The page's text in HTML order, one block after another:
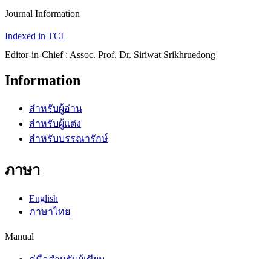
Journal Information
Indexed in TCI
Editor-in-Chief : Assoc. Prof. Dr. Siriwat Srikhruedong
Information
สำหรับผู้อ่าน
สำหรับผู้แต่ง
สำหรับบรรณารักษ์
ภาษา
English
ภาษาไทย
Manual